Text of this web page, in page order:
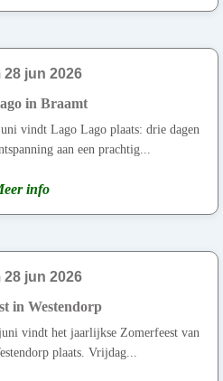
28 jun 2026
in Braamt
vindt Lago Lago plaats: drie dagen
aan een prachtig...
info
28 jun 2026
in Westendorp
vindt het jaarlijkse Zomerfeest van
plaats. Vrijdag...